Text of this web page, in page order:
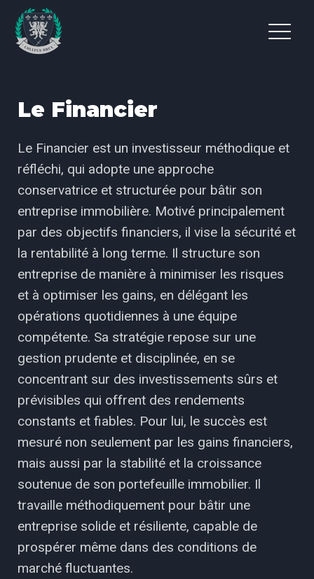
Le Financier
Le Financier est un investisseur méthodique et
réfléchi, qui adopte une approche
conservatrice et structurée pour bâtir son
entreprise immobilière. Motivé principalement
par des objectifs financiers, il vise la sécurité et
la rentabilité à long terme. Il structure son
entreprise de manière à minimiser les risques
et à optimiser les gains, en délégant les
opérations quotidiennes à une équipe
compétente. Sa stratégie repose sur une
gestion prudente et disciplinée, en se
concentrant sur des investissements sûrs et
prévisibles qui offrent des rendements
constants et fiables. Pour lui, le succès est
mesuré non seulement par les gains financiers,
mais aussi par la stabilité et la croissance
soutenue de son portefeuille immobilier. Il
travaille méthodiquement pour bâtir une
entreprise solide et résiliente, capable de
prospérer même dans des conditions de
marché fluctuantes.